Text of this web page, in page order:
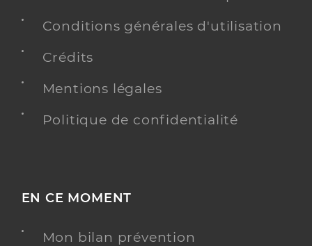
Conditions générales d'utilisation
Crédits
Mentions légales
Politique de confidentialité
EN CE MOMENT
Mon bilan prévention